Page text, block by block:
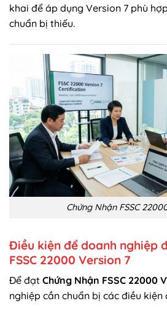
khai để áp dụng Version 7 phù
chuẩn bị thiếu.
Chứng Nhận FSSC
Điều kiện để doanh nghiệp
FSSC 22000 Version 7
Để đạt Chứng Nhận FSSC 22000
nghiệp cần chuẩn bị các điều kiện